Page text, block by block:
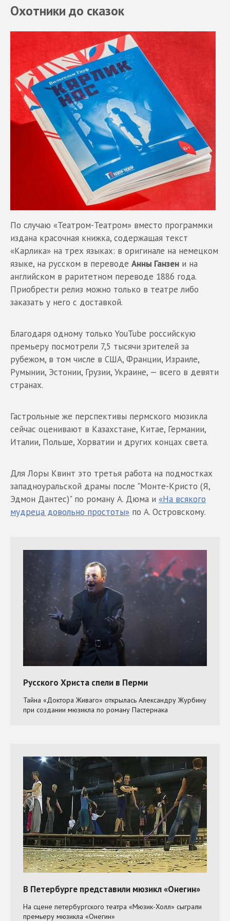
Охотники до сказок
По случаю «Театром-Театром» вместо программки
издана красочная книжка, содержащая текст
«Карлика» на трех языках: в оригинале на немецком
языке, на русском в переводе Анны Ганзен и на
английском в раритетном переводе 1886 года.
Приобрести релиз можно только в театре либо
заказать у него с доставкой.
Благодаря одному только YouTube российскую
премьеру посмотрели 7,5 тысячи зрителей за
рубежом, в том числе в США, Франции, Израиле,
Румынии, Эстонии, Грузии, Украине, — всего в девяти
странах.
Гастрольные же перспективы пермского мюзикла
сейчас оценивают в Казахстане, Китае, Германии,
Италии, Польше, Хорватии и других концах света.
Для Лоры Квинт это третья работа на подмостках
западноуральской драмы после "Монте-Кристо (Я,
Эдмон Дантес)" по роману А. Дюма и «На всякого
мудреца довольно простоты» по А. Островскому.